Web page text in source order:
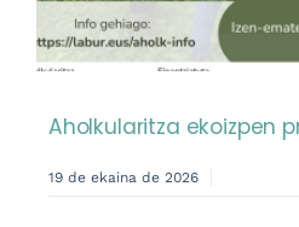
Aholkularitza ekoizpen
19 de ekaina de 2026